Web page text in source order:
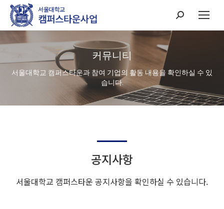
Search:
커뮤니티
서울대학교 캠퍼스타운과 참여 기업의 활동 내용을 확인하실 수 있
습니다.
공지사항
서울대학교 캠퍼스타운 공지사항을 확인하실 수 있습니다.